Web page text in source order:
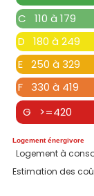
C 110 à 179
D 180 à 249
E 250 à 329
F 330 à 419
G >=420
Logement énergivore
Logement à
Estimation des